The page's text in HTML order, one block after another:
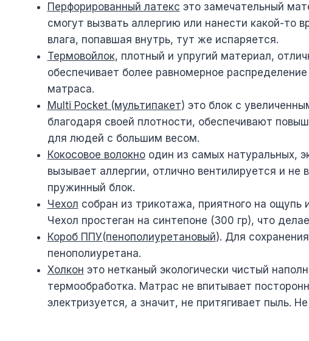
Перфорированный латекс это замечательный
смогут вызвать аллергию или нанести какой-то
влага, попавшая внутрь, тут же испаряется.
Термовойлок, плотный и упругий материал,
обеспечивает более равномерное
матраса.
Multi Pocket (мультипакет) это блок с
благодаря своей плотности, обеспечивают
для людей с большим весом.
Кокосовое волокноодин из самых натуральных,
вызывает аллергии, отлично вентилируется и
пружинный блок.
Чехол собран из трикотажа, приятного на
Чехол простеган на синтепоне (300 гр), что
Короб ППУ(пенополиуретановый). Для
пенополиуретана.
Холкон это нетканый экологически чистый
термообработка. Матрас не впитывает
электризуется, а значит, не притягивает пыль.